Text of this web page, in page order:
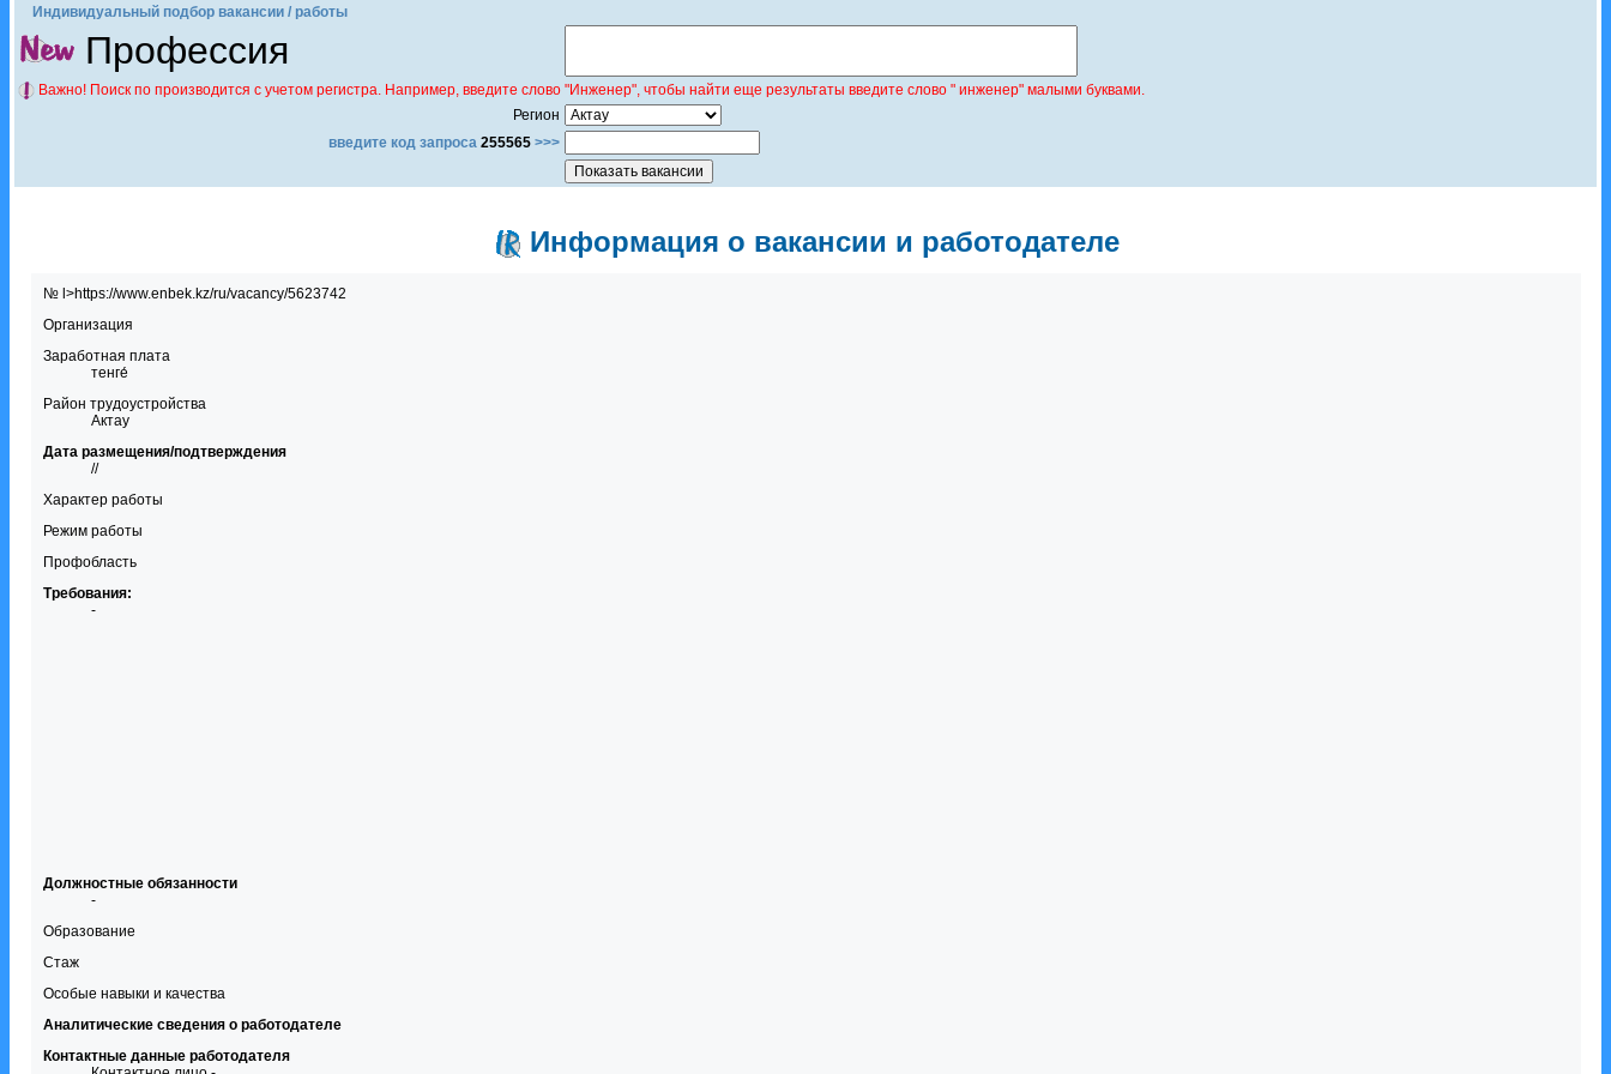
Индивидуальный подбор вакансии / работы
Профессия
Важно! Поиск по производится с учетом регистра. Например, введите слово "Инженер", чтобы найти еще результаты введите слово " инженер" малыми буквами.
Регион
введите код запроса 255565 >>>
Информация о вакансии и работодателе
№ l>https://www.enbek.kz/ru/vacancy/5623742
Организация
Заработная плата
тенге́
Район трудоустройства
Актау
Дата размещения/подтверждения
//
Характер работы
Режим работы
Профобласть
Требования:
-
Должностные обязанности
-
Образование
Стаж
Особые навыки и качества
Аналитические сведения о работодателе
Контактные данные работодателя